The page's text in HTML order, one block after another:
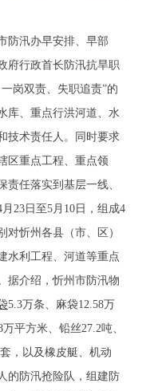
汛办早安排、早部
府行政首长防汛抗旱职
岗双责、失职追责”的
库、重点行洪河道、水
技术责任人。同时要求
区重点工程、重点领
任落实到基层一线、
23日至5月10日，组成4
忻州各县（市、区）
水利工程、河道等重点
据介绍，忻州市防汛物
5.3万条、麻袋12.58万
平方米、铅丝27.2吨、
，以及橡皮艇、机动
的防汛抢险队，组建防